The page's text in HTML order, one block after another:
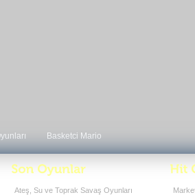
Basketci Mario
Ateş, Su ve Toprak Savaş Oyunları